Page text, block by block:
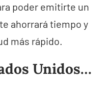
poder emitirte un
ahorrará tiempo y
más rápido.
Unidos…